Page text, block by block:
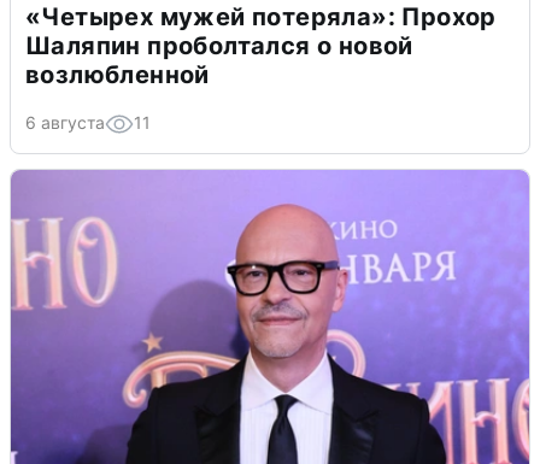
«Четырех мужей потеряла»: Прохор
Шаляпин проболтался о новой
возлюбленной
6 августа 11